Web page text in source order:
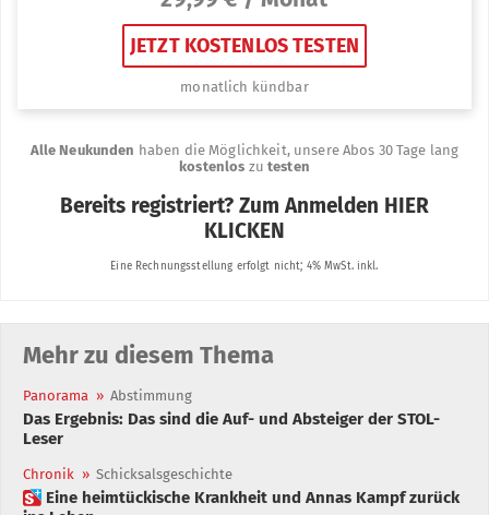
Mehr zu diesem Thema
Panorama » Abstimmung
Das Ergebnis: Das sind die Auf- und Absteiger der STOL-
Leser
Chronik » Schicksalsgeschichte
 Eine heimtückische Krankheit und Annas Kampf zurück